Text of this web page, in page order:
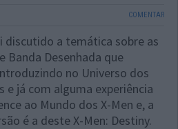
COMENTAR
discutido a temática sobre as
Banda Desenhada que
no Universo dos
e já com alguma experiência
ao Mundo dos X-Men e, a
é a deste X-Men: Destiny.